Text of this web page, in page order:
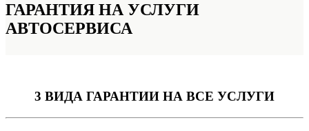
ГАРАНТИЯ НА УСЛУГИ
АВТОСЕРВИСА
3 ВИДА ГАРАНТИИ НА ВСЕ УСЛУГИ